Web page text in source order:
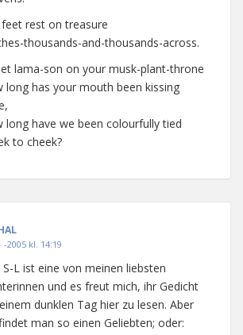
rest on treasure
thousands-and-thousands-across.
lama-son on your musk-plant-throne
long has your mouth been kissing
long have we been colourfully tied
to cheek?
-2005 kl. 14:19
S-L ist eine von meinen liebsten
und es freut mich, ihr Gedicht
dunklen Tag hier zu lesen. Aber
man so einen Geliebten; oder: